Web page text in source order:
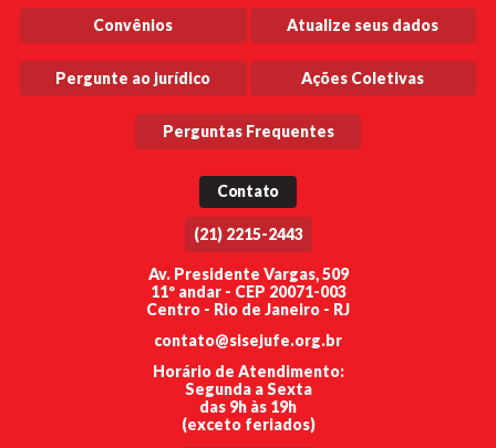
Convênios Atualize seus dados
Pergunte ao jurídico Ações Coletivas
Perguntas Frequentes
Contato
(21) 2215-2443
Av. Presidente Vargas, 509
11º andar - CEP 20071-003
Centro - Rio de Janeiro - RJ
contato@sisejufe.org.br
Horário de Atendimento:
Segunda a Sexta
das 9h às 19h
(exceto feriados)